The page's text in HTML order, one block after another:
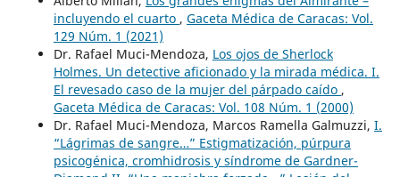
incluyendo el cuarto , Gaceta Médica de Caracas: Vol.
129 Núm. 1 (2021)
Dr. Rafael Muci-Mendoza, Los ojos de Sherlock
Holmes. Un detective aficionado y la mirada médica. I.
El revesado caso de la mujer del párpado caído ,
Gaceta Médica de Caracas: Vol. 108 Núm. 1 (2000)
Dr. Rafael Muci-Mendoza, Marcos Ramella Galmuzzi, I.
“Lágrimas de sangre…” Estigmatización, púrpura
psicogénica, cromhidrosis y síndrome de Gardner-